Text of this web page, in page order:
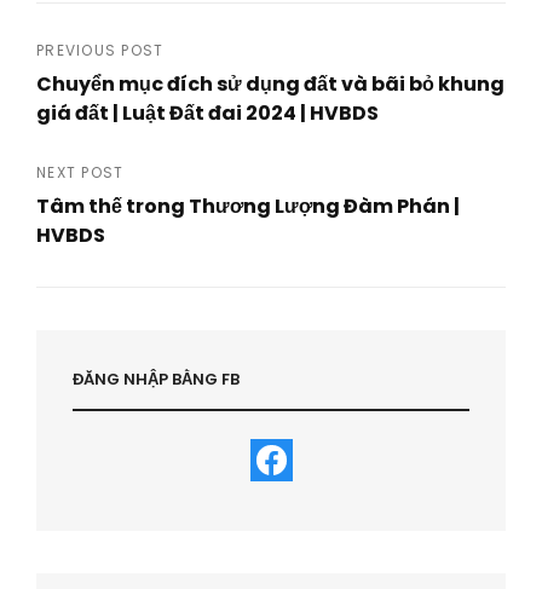
Post
navigation
PREVIOUS POST
Chuyển mục đích sử dụng đất và bãi bỏ khung
giá đất | Luật Đất đai 2024 | HVBDS
Post
NEXT POST
Tâm thế trong Thương Lượng Đàm Phán |
HVBDS
ĐĂNG NHẬP BẰNG FB